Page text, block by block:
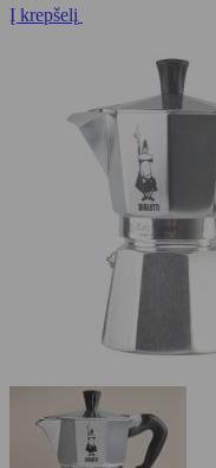
Į krepšelį